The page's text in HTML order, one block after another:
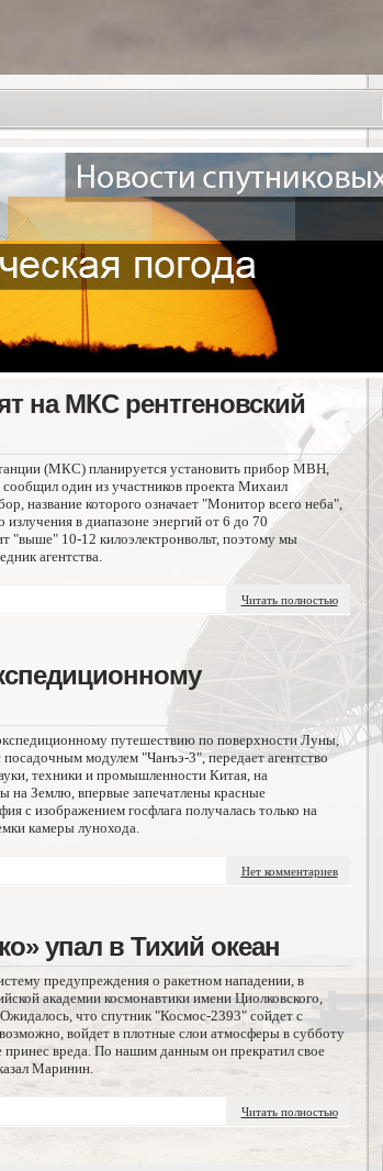
на МКС рентгеновский
(МКС) планируется установить прибор МВН,
сообщил один из участников проекта Михаил
название которого означает "Монитор всего неба",
в диапазоне энергий от 6 до 70
"выше" 10-12 килоэлектронвольт, поэтому мы
агентства.
Читать полностью
путешествию по поверхности Луны,
модулем "Чанъэ-3", передает агентство
техники и промышленности Китая, на
на Землю, впервые запечатлены красные
с изображением госфлага получалась только на
камеры лунохода.
Нет комментариев
упал в Тихий океан
предупреждения о ракетном нападении, в
академии космонавтики имени Циолковского,
что спутник "Космос-2393" сойдет с
войдет в плотные слои атмосферы в субботу
вреда. По нашим данным он прекратил свое
Маринин.
Читать полностью